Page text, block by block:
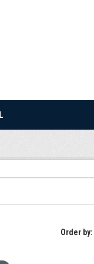
Order by